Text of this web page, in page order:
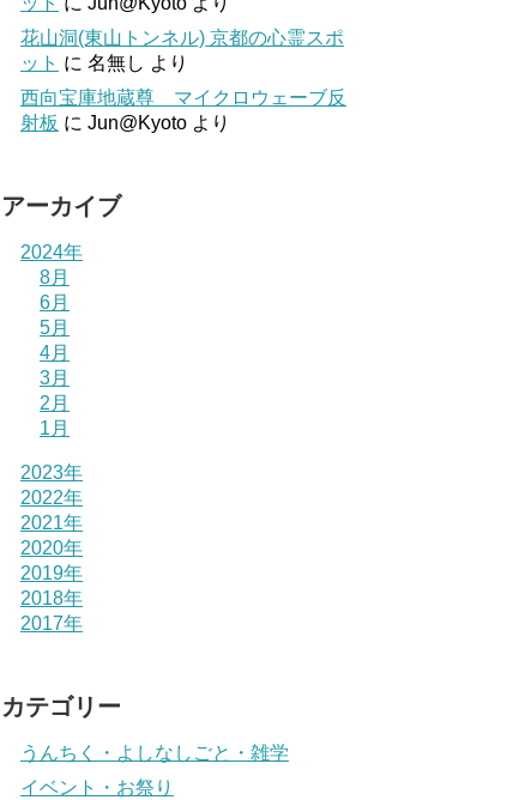
花山洞(東山トンネル) 京都の心霊スポ
ット に 名無し より
西向宝庫地蔵尊 マイクロウェーブ反
射板 に Jun@Kyoto より
アーカイブ
2024年
8月
6月
5月
4月
3月
2月
1月
2023年
2022年
2021年
2020年
2019年
2018年
2017年
カテゴリー
うんちく・よしなしごと・雑学
イベント・お祭り